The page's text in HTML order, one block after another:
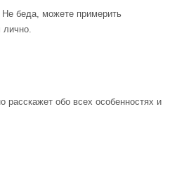
Не беда, можете примерить
лично.
обо всех особенностях и